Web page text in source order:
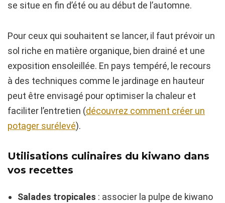
se situe en fin d’été ou au début de l’automne.
Pour ceux qui souhaitent se lancer, il faut prévoir un
sol riche en matière organique, bien drainé et une
exposition ensoleillée. En pays tempéré, le recours
à des techniques comme le jardinage en hauteur
peut être envisagé pour optimiser la chaleur et
faciliter l’entretien (découvrez comment créer un
potager surélevé).
Utilisations culinaires du kiwano dans
vos recettes
Salades tropicales : associer la pulpe de kiwano